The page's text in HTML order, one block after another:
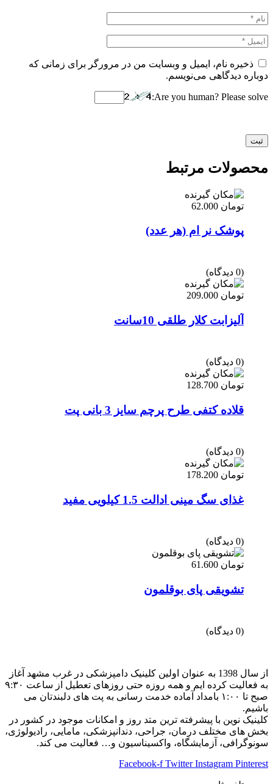
ذخیره نام، ایمیل و وبسایت من در مرورگر برای زمانی که
دوباره دیدگاهی می‌نویسم.
Are you human? Please solve:
محصولات مرتبط
تومان
پوشک نر ام (هر عدد)
(0 دیدگاه)
تومان
آلیزابت کلار طلقی 10سانت
(0 دیدگاه)
تومان
قلاده کتفی طرح پرچم سایز 3 بانی پت
(0 دیدگاه)
تومان
غذای سگ مینی ادالت 1.5 کیلویی مفید
(0 دیدگاه)
تومان
تشویقی پای بوقلمون
(0 دیدگاه)
از سال 1398 به عنوان اولین کلینیک دامپزشکی در غرب مشهد آغاز
به فعالیت کرده ایم و همه روزه حتی روزهای تعطیل از ساعت ۹:۳۰
صبح تا ۱:۰۰ بامداد آماده خدمت رسانی به پت های دلبندتان می
باشیم.
کلینیک نوین با پیشرفته ترین متد روز و امکانات موجود در کشور در
بخش های مختلف درمان، جراحی، دندانپزشکی، مامایی، رادیولوژی،
سونوگرافی، آزمایشگاه، واکسیناسیون و… فعالیت می کند.
Facebook-f Twitter Instagram Pinterest